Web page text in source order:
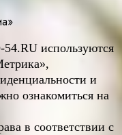
-54.RU используются
и
ознакомиться на
в соответствии с